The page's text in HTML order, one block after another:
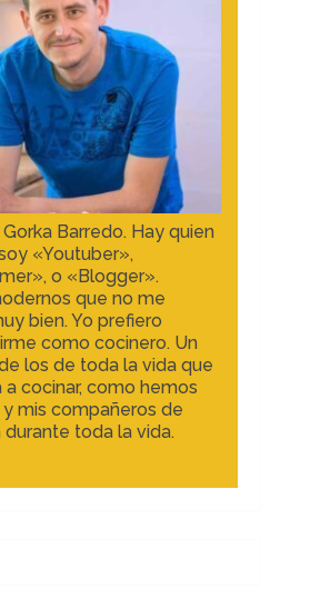
Barredo. Hay quien
«Youtuber»,
o «Blogger».
que no me
bien. Yo prefiero
como cocinero. Un
los de toda la vida que
a cocinar, como hemos
mis compañeros de
toda la vida.